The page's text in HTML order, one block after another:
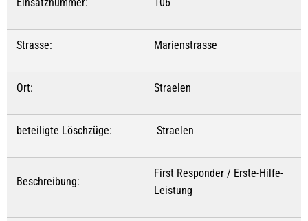
Strasse: Marienstrasse
Ort: Straelen
beteiligte Löschzüge: Straelen
Beschreibung:
First Responder / Erste-Hilfe-
Leistung